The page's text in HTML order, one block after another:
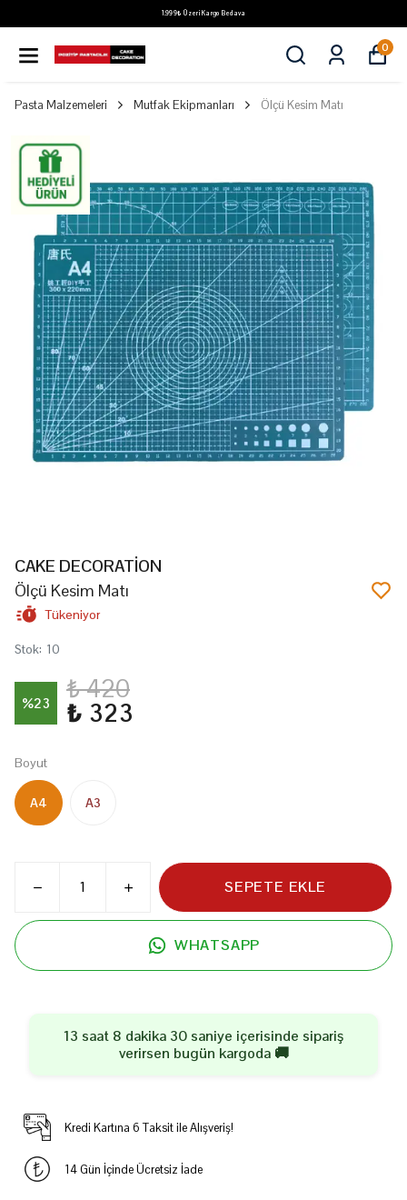
1.999₺ Üzeri Kargo Bedava
0
Pasta Malzemeleri Mutfak Ekipmanları Ölçü Kesim Matı
CAKE DECORATİON
Ölçü Kesim Matı
Tükeniyor
Stok: 10
%23 ₺ 420
₺ 323
Boyut
A4 A3
SEPETE EKLE
WHATSAPP
13 saat 8 dakika 30 saniye içerisinde sipariş
verirsen bugün kargoda 🚚
Kredi Kartına 6 Taksit ile Alışveriş!
14 Gün İçinde Ücretsiz İade